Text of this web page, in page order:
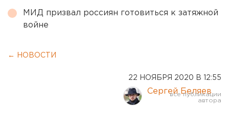
МИД призвал россиян готовиться к затяжной
войне
← НОВОСТИ
22 НОЯБРЯ 2020 В 12:55
Сергей Беляев